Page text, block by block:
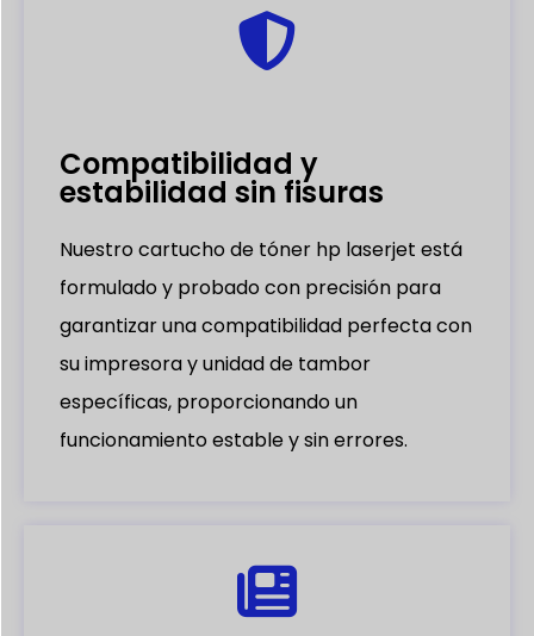
Compatibilidad y
estabilidad sin fisuras
Nuestro cartucho de tóner hp laserjet está
formulado y probado con precisión para
garantizar una compatibilidad perfecta con
su impresora y unidad de tambor
específicas, proporcionando un
funcionamiento estable y sin errores.